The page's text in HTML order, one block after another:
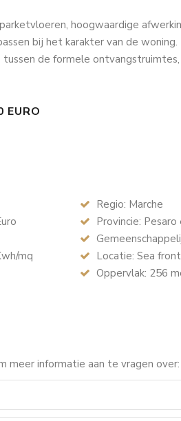
hoogwaardige
bij het karakter van de
tussen de formele
EURO
mq
Regio: Marche
Provincie: Pesaro
Locatie: Sea front
Oppervlak: 256
meer informatie aan te vragen